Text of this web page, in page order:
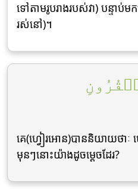
ទៅតាមរូបរាងរបស់វា) បន្ទាប់
រស់នៅ)។
គេ(ហ្វៀរអោន)បាននិយាយថាៈ
មុនៗនោះយ៉ាងដូចមេ្ដចដែរ?